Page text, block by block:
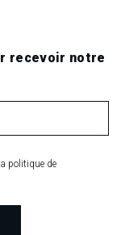
recevoir notre
politique de